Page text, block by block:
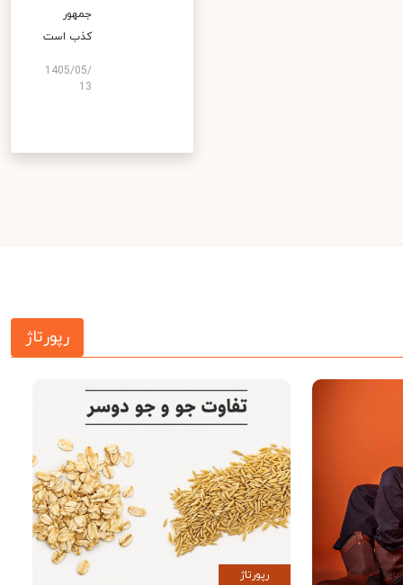
جمهور
کذب است
1405/05/
13
رپورتاژ
رپورتاژ